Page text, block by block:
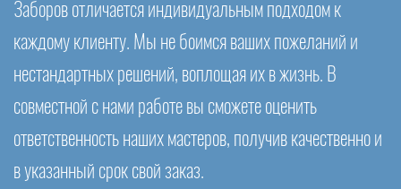
Заборов отличается индивидуальным подходом к
каждому клиенту. Мы не боимся ваших пожеланий и
нестандартных решений, воплощая их в жизнь. В
совместной с нами работе вы сможете оценить
ответственность наших мастеров, получив качественно и
в указанный срок свой заказ.